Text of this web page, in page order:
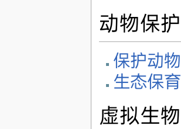
动物保护
保护动物
生态保育
虚拟生物